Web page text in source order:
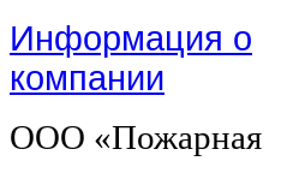
Информация о
компании
ООО «Пожарная